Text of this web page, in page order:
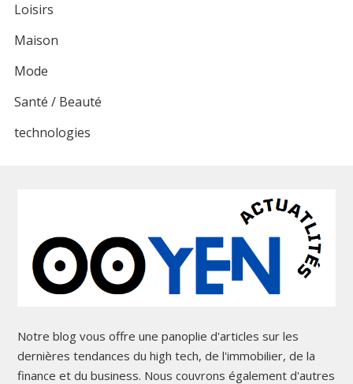
Loisirs
Maison
Mode
Santé / Beauté
technologies
Notre blog vous offre une panoplie d'articles sur les
dernières tendances du high tech, de l'immobilier, de la
finance et du business. Nous couvrons également d'autres